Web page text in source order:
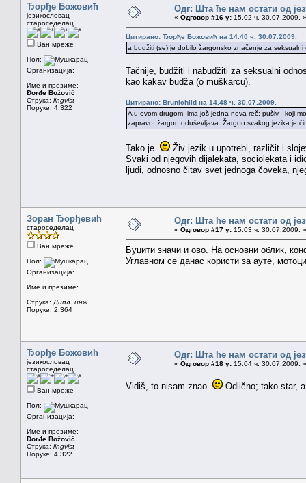
Ђорђе Божовић
језикословац
староседелац
Ван мреже
Пол:
Организација:
Име и презиме:
Đorđe Božović
Струка: lingvist
Поруке: 4.322
Одг: Шта ће нам остати од
« Одговор #16 у: 15.02 ч. 30.07.2009. »
Цитирано: Ђорђе Божовић на 14.40 ч. 30.07.2009.
a budžiti (se) je dobilo žargonsko značenje za seksualni
Tačnije, budžiti i nabudžiti za seksualni
kao kakav budža (o muškarcu).
Цитирано: Brunichild на 14.48 ч. 30.07.2009.
A u ovom drugom, ima još jedna nova reč: pušiv - koji
zapravo, žargon oduševljava. Žargon svakog jezika je
Tako je.
Živ jezik u upotrebi, različit i
Svaki od njegovih dijalekata, sociolekata i
ljudi, odnosno čitav svet jednoga čoveka,
Зоран Ђорђевић
староседелац
Ван мреже
Пол:
Организација:
Име и презиме:
Струка: Дипл. инж.
Поруке: 2.364
Одг: Шта ће нам остати од
« Одговор #17 у: 15.03 ч. 30.07.2009. »
Буџити значи и ово. На основни облик,
Углавном се данас користи за ауте,
Ђорђе Божовић
језикословац
староседелац
Ван мреже
Пол:
Организација:
Име и презиме:
Đorđe Božović
Струка: lingvist
Поруке: 4.322
Одг: Шта ће нам остати од
« Одговор #18 у: 15.04 ч. 30.07.2009. »
Vidiš, to nisam znao. Odlično; tako star,